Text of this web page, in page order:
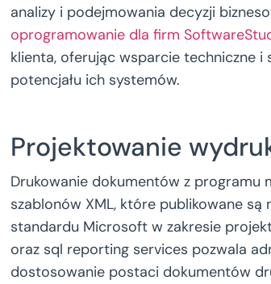
analizy i podejmowania decyzji
oprogramowanie dla firm
klienta, oferując wsparcie techniczne i
potencjału ich systemów.
Projektowanie
Drukowanie dokumentów z programu
szablonów XML, które publikowane
standardu Microsoft w zakresie
oraz sql reporting services pozwala
dostosowanie postaci dokumentów